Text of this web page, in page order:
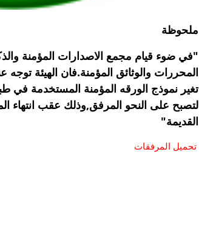
ملحوظة
"في ضوء قيام مجمع الاصدارات المؤمنة
المحررات والوثائق المؤمنة.فان الهيئة توجه
تغير نموذج الورقه المؤمنة المستخدمة في
لتصبح على النحو المرفق,وذلك عقب انتهاء
القديمة"
تحميل المرفقات